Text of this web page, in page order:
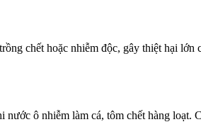
chết hoặc nhiễm độc, gây thiệt hại
ô nhiễm làm cá, tôm chết hàng